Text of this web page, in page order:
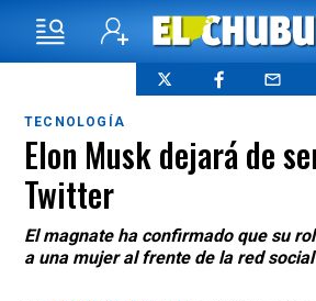
TECNOLOGÍA
Elon Musk dejará de
Twitter
El magnate ha confirmado que su
a una mujer al frente de la red social